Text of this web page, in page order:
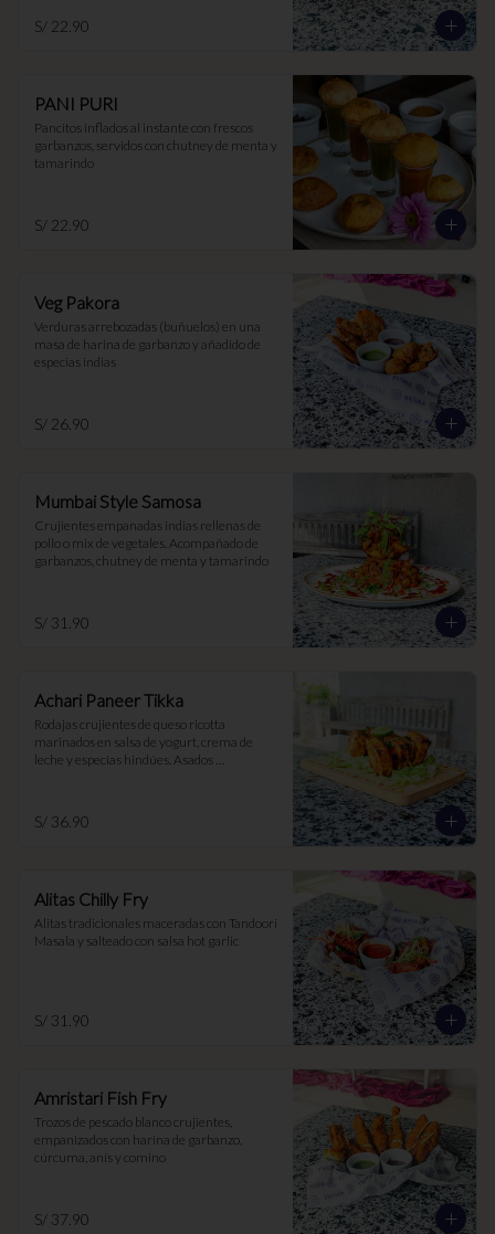
S/ 22.90
PANI PURI
Pancitos inflados al instante con frescos
garbanzos, servidos con chutney de menta y
tamarindo
S/ 22.90
Veg Pakora
Verduras arrebozadas (buñuelos) en una
masa de harina de garbanzo y añadido de
especias indias
S/ 26.90
Mumbai Style Samosa
Crujientes empanadas indias rellenas de
pollo o mix de vegetales. Acompañado de
garbanzos, chutney de menta y tamarindo
S/ 31.90
Achari Paneer Tikka
Rodajas crujientes de queso ricotta
marinados en salsa de yogurt, crema de
leche y especias hindúes. Asados
S/ 36.90
Alitas Chilly Fry
Alitas tradicionales maceradas con Tandoori
Masala y salteado con salsa hot garlic
S/ 31.90
Amristari Fish Fry
Trozos de pescado blanco crujientes,
empanizados con harina de garbanzo,
cúrcuma, anís y comino
S/ 37.90